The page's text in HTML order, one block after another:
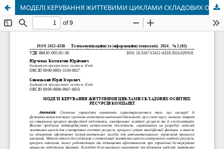
МОДЕЛІ КЕРУВАННЯ ЖИТТЄВИМИ ЦИКЛАМИ СКЛАДОВИХ ОСВІТНІХ РЕСУРСІВ КОМПАНІЇ